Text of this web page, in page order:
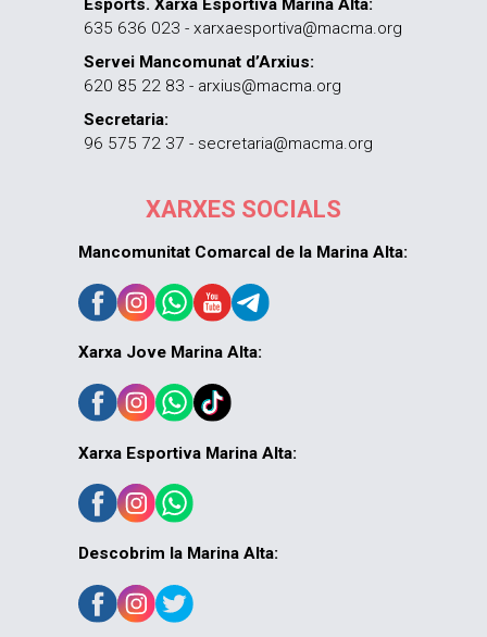
Esports. Xarxa Esportiva Marina Alta:
635 636 023 - xarxaesportiva@macma.org
Servei Mancomunat d’Arxius:
620 85 22 83 - arxius@macma.org
Secretaria:
96 575 72 37 - secretaria@macma.org
XARXES SOCIALS
Mancomunitat Comarcal de la Marina Alta:
Xarxa Jove Marina Alta:
Xarxa Esportiva Marina Alta:
Descobrim la Marina Alta: